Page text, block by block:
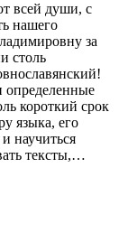
всей души, с
нашего
за
столь
определенные
короткий срок
языка, его
научиться
тексты,…